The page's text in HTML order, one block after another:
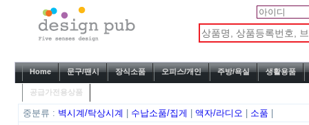
Home 문구/팬시 장식소품 오피스/개인 주방/욕실 생활용품
공급가전용상품
중분류 : 벽시계/탁상시계 수납소품/집게 |액자/라디오 소품